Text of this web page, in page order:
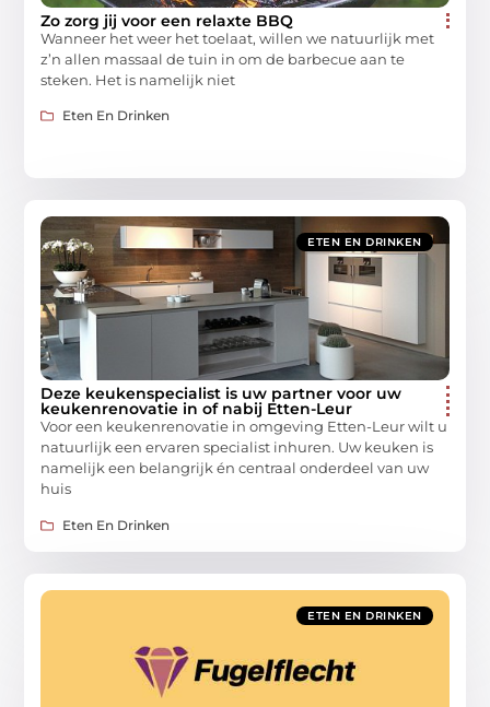
Zo zorg jij voor een relaxte BBQ
Wanneer het weer het toelaat, willen we natuurlijk met
z’n allen massaal de tuin in om de barbecue aan te
steken. Het is namelijk niet
Eten En Drinken
ETEN EN DRINKEN
Deze keukenspecialist is uw partner voor uw
keukenrenovatie in of nabij Etten-Leur
Voor een keukenrenovatie in omgeving Etten-Leur wilt u
natuurlijk een ervaren specialist inhuren. Uw keuken is
namelijk een belangrijk én centraal onderdeel van uw
huis
Eten En Drinken
ETEN EN DRINKEN